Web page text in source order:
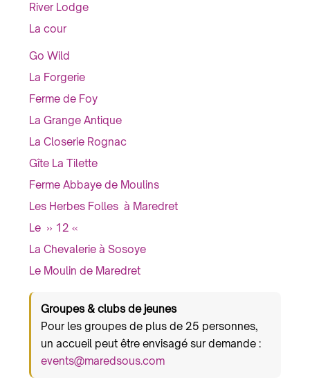
River Lodge
La cour
Go Wild
La Forgerie
Ferme de Foy
La Grange Antique
La Closerie Rognac
Gîte La Tilette
Ferme Abbaye de Moulins
Les Herbes Folles à Maredret
Le » 12 «
La Chevalerie à Sosoye
Le Moulin de Maredret
Groupes & clubs de jeunes
Pour les groupes de plus de 25 personnes,
un accueil peut être envisagé sur demande :
events@maredsous.com